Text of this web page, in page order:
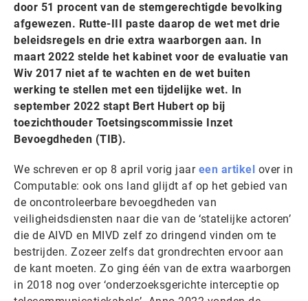
door 51 procent van de stemgerechtigde bevolking
afgewezen. Rutte-III paste daarop de wet met drie
beleidsregels en drie extra waarborgen aan. In
maart 2022 stelde het kabinet voor de evaluatie van
Wiv 2017 niet af te wachten en de wet buiten
werking te stellen met een tijdelijke wet. In
september 2022 stapt Bert Hubert op bij
toezichthouder Toetsingscommissie Inzet
Bevoegdheden (TIB).
We schreven er op 8 april vorig jaar een artikel over in
Computable: ook ons land glijdt af op het gebied van
de oncontroleerbare bevoegdheden van
veiligheidsdiensten naar die van de ‘statelijke actoren’
die de AIVD en MIVD zelf zo dringend vinden om te
bestrijden. Zozeer zelfs dat grondrechten ervoor aan
de kant moeten. Zo ging één van de extra waarborgen
in 2018 nog over ‘onderzoeksgerichte interceptie op